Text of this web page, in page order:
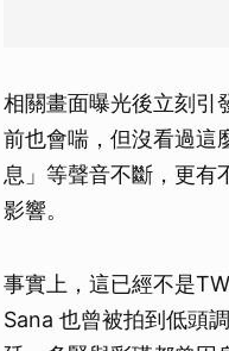
相關畫面曝光後立刻引
前也會喘，但沒看過這
息」等聲音不斷，更有
影響。
事實上，這已經不是
Sana 也曾被拍到低頭